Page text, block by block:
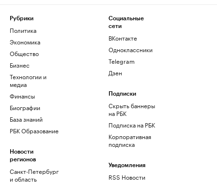
Рубрики
Политика
Экономика
Общество
Бизнес
Технологии и
медиа
Финансы
Биографии
База знаний
РБК Образование
Новости
регионов
Санкт-Петербург
и область
Социальные
сети
ВКонтакте
Одноклассники
Telegram
Дзен
Подписки
Скрыть баннеры
на РБК
Подписка на РБК
Корпоративная
подписка
Уведомления
RSS Новости